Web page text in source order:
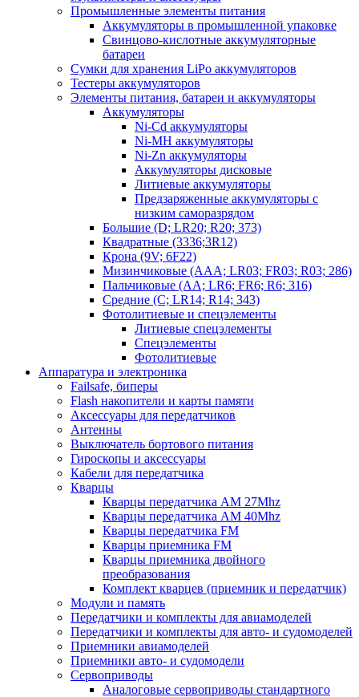
Промышленные элементы питания
Аккумуляторы в промышленной упаковке
Свинцово-кислотные аккумуляторные
батареи
Сумки для хранения LiPo аккумуляторов
Тестеры аккумуляторов
Элементы питания, батареи и аккумуляторы
Аккумуляторы
Ni-Cd аккумуляторы
Ni-MH аккумуляторы
Ni-Zn аккумуляторы
Аккумуляторы дисковые
Литиевые аккумуляторы
Предзаряженные аккумуляторы с
низким саморазрядом
Большие (D; LR20; R20; 373)
Квадратные (3336;3R12)
Крона (9V; 6F22)
Мизинчиковые (AAA; LR03; FR03; R03; 286)
Пальчиковые (AA; LR6; FR6; R6; 316)
Средние (C; LR14; R14; 343)
Фотолитиевые и спецэлементы
Литиевые спецэлементы
Спецэлементы
Фотолитиевые
Аппаратура и электроника
Failsafe, биперы
Flash накопители и карты памяти
Аксессуары для передатчиков
Антенны
Выключатель бортового питания
Гироскопы и аксессуары
Кабели для передатчика
Кварцы
Кварцы передатчика AM 27Mhz
Кварцы передатчика AM 40Mhz
Кварцы передатчика FM
Кварцы приемника FM
Кварцы приемника двойного
преобразования
Комплект кварцев (приемник и передатчик)
Модули и память
Передатчики и комплекты для авиамоделей
Передатчики и комплекты для авто- и судомоделей
Приемники авиамоделей
Приемники авто- и судомодели
Сервоприводы
Аналоговые сервоприводы стандартного